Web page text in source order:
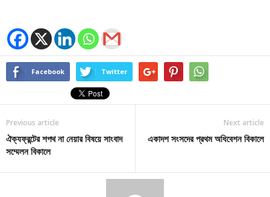
Facebook Twitter
Previous article
ঐক্যফ্রন্টের শপথ না নেয়ার বিষয়ে সাংবাদ
সম্মেলন বিকালে
Next article
একাদশ সংসদের প্রথম অধিবেশন বিকালে